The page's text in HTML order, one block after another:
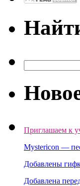
Приглашаем к
Mystericon —
Добавлены
Добавлена